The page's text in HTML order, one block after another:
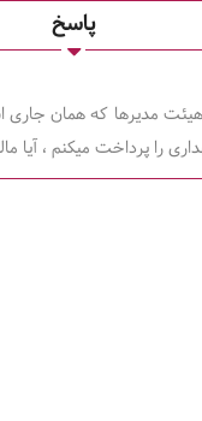
پاسخ
مبلغ 30 ملیون تومان به حساب
را پرداخت میکنم ،